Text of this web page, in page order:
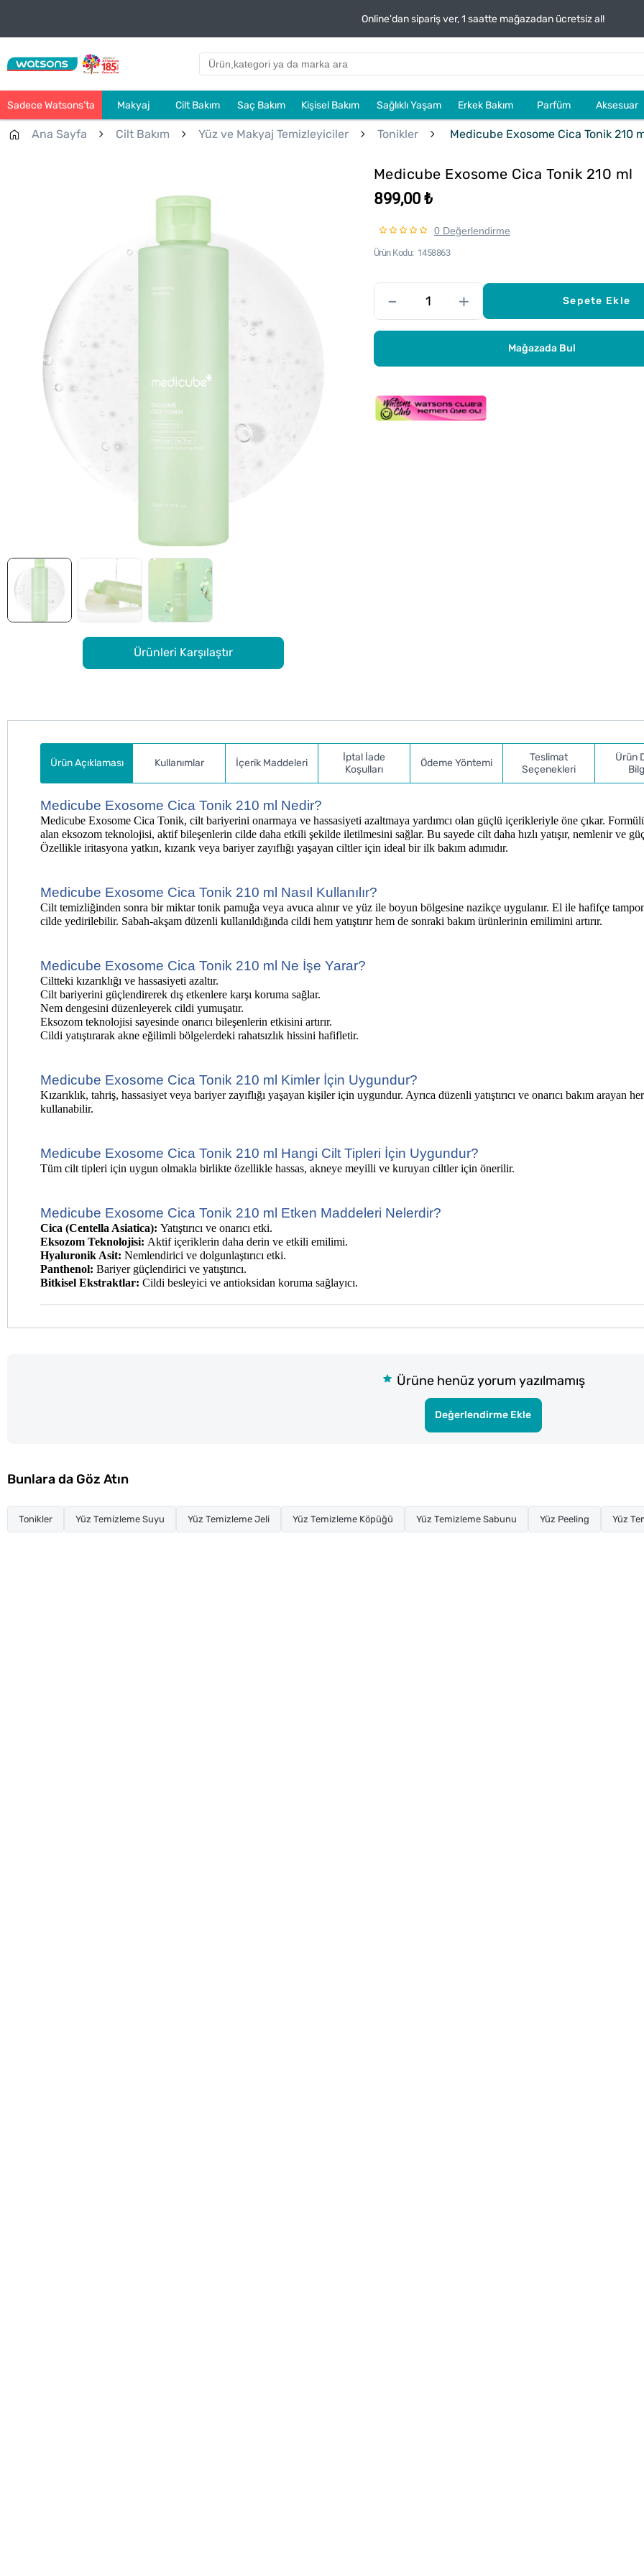
Online'dan sipariş ver, 1 saatte mağazadan ücretsiz al!
Sadece Watsons’ta Makyaj Cilt Bakım Saç Bakım Kişisel Bakım Sağlıklı Yaşam Erkek Bakım Parfüm Aksesuar
Ana Sayfa Cilt Bakım Yüz ve Makyaj Temizleyiciler Tonikler Medicube Exosome Cica Tonik 210
Ürünleri Karşılaştır
Medicube Exosome Cica Tonik 210 ml
899,00 ₺
0 Değerlendirme
Ürün Kodu 1458863
– + Sepete Ekle
Mağazada Bul
Ürün Açıklaması Kullanımlar İçerik Maddeleri
İptal İade
Koşulları
Ödeme Yöntemi
Teslimat
Seçenekleri
Ürün
Medicube Exosome Cica Tonik 210 ml Nedir?
Medicube Exosome Cica Tonik, cilt bariyerini onarmaya ve hassasiyeti azaltmaya yardımcı olan güçlü içerikleriyle öne çıkar.
alan eksozom teknolojisi, aktif bileşenlerin cilde daha etkili şekilde iletilmesini sağlar. Bu sayede cilt daha hızlı yatışır, nemlenir ve
Özellikle iritasyona yatkın, kızarık veya bariyer zayıflığı yaşayan ciltler için ideal bir ilk bakım adımıdır.
Medicube Exosome Cica Tonik 210 ml Nasıl Kullanılır?
Cilt temizliğinden sonra bir miktar tonik pamuğa veya avuca alınır ve yüz ile boyun bölgesine nazikçe uygulanır. El ile hafifçe
cilde yedirilebilir. Sabah-akşam düzenli kullanıldığında cildi hem yatıştırır hem de sonraki bakım ürünlerinin emilimini artırır.
Medicube Exosome Cica Tonik 210 ml Ne İşe Yarar?
Ciltteki kızarıklığı ve hassasiyeti azaltır.
Cilt bariyerini güçlendirerek dış etkenlere karşı koruma sağlar.
Nem dengesini düzenleyerek cildi yumuşatır.
Eksozom teknolojisi sayesinde onarıcı bileşenlerin etkisini artırır.
Cildi yatıştırarak akne eğilimli bölgelerdeki rahatsızlık hissini hafifletir.
Medicube Exosome Cica Tonik 210 ml Kimler İçin Uygundur?
Kızarıklık, tahriş, hassasiyet veya bariyer zayıflığı yaşayan kişiler için uygundur. Ayrıca düzenli yatıştırıcı ve onarıcı bakım arayan
kullanabilir.
Medicube Exosome Cica Tonik 210 ml Hangi Cilt Tipleri İçin Uygundur?
Tüm cilt tipleri için uygun olmakla birlikte özellikle hassas, akneye meyilli ve kuruyan ciltler için önerilir.
Medicube Exosome Cica Tonik 210 ml Etken Maddeleri Nelerdir?
Cica (Centella Asiatica): Yatıştırıcı ve onarıcı etki.
Eksozom Teknolojisi: Aktif içeriklerin daha derin ve etkili emilimi.
Hyaluronik Asit: Nemlendirici ve dolgunlaştırıcı etki.
Panthenol: Bariyer güçlendirici ve yatıştırıcı.
Bitkisel Ekstraktlar: Cildi besleyici ve antioksidan koruma sağlayıcı.
Ürüne henüz yorum yazılmamış
Değerlendirme Ekle
Bunlara da Göz Atın
Tonikler Yüz Temizleme Suyu Yüz Temizleme Jeli Yüz Temizleme Köpüğü Yüz Temizleme Sabunu Yüz Peeling Yüz